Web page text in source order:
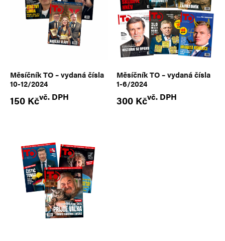
Měsíčník TO – vydaná čísla
10-12/2024
150 Kčvč. DPH
Měsíčník TO – vydaná čísla
1-6/2024
300 Kčvč. DPH